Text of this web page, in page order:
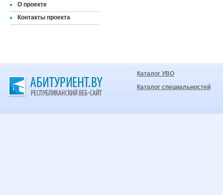
О проекте
Контакты проекта
Каталог УВО
Каталог специальностей